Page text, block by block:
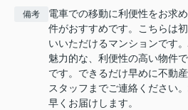
備考
電車での移動に利便性をお求
件がおすすめです。こちらは
いいただけるマンションです
魅力的な、利便性の高い物件
です。できるだけ早めに不動
スタッフまでご連絡ください
早くお届けします。